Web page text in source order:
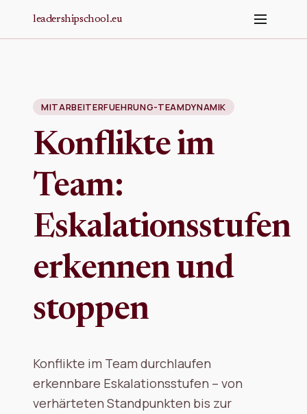
Zum Hauptinhalt springen
leadershipschool.eu
MITARBEITERFUEHRUNG-TEAMDYNAMIK
Konflikte im
Team:
Eskalationsstufen
erkennen und
stoppen
Konflikte im Team durchlaufen
erkennbare Eskalationsstufen – von
verhärteten Standpunkten bis zur